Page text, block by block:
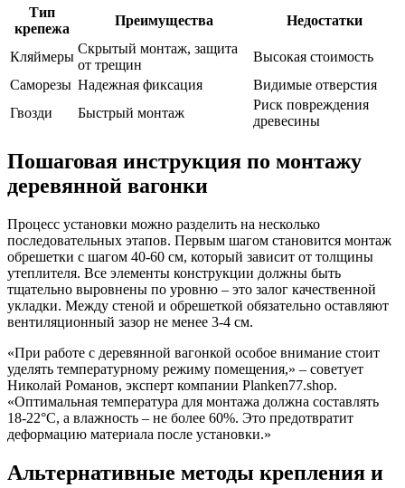
Тип
крепежа
Преимущества Недостатки
Кляймеры
Скрытый монтаж, защита
от трещин
Высокая стоимость
Саморезы Надежная фиксация
Видимые отверстия
Гвозди
Быстрый монтаж
Риск повреждения
древесины
Пошаговая инструкция по монтажу
деревянной вагонки
Процесс установки можно разделить на несколько
последовательных этапов. Первым шагом становится монтаж
обрешетки с шагом 40-60 см, который зависит от толщины
утеплителя. Все элементы конструкции должны быть
тщательно выровнены по уровню – это залог качественной
укладки. Между стеной и обрешеткой обязательно оставляют
вентиляционный зазор не менее 3-4 см.
«При работе с деревянной вагонкой особое внимание стоит
уделять температурному режиму помещения,» – советует
Николай Романов, эксперт компании Planken77.shop.
«Оптимальная температура для монтажа должна составлять
18-22°C, а влажность – не более 60%. Это предотвратит
деформацию материала после установки.»
Альтернативные методы крепления и